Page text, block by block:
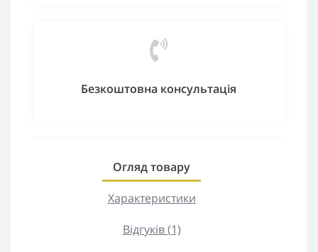
Безкоштовна консультація
Огляд товару
Характеристики
Відгуків (1)